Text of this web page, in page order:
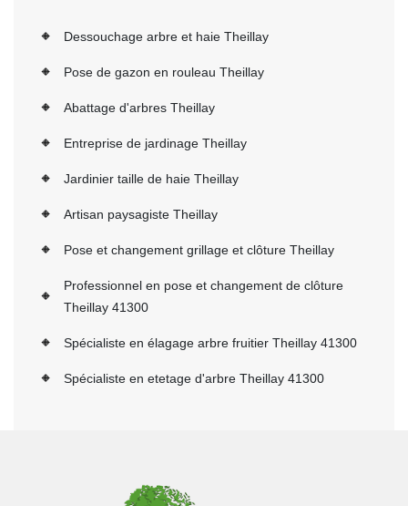
Dessouchage arbre et haie Theillay
Pose de gazon en rouleau Theillay
Abattage d'arbres Theillay
Entreprise de jardinage Theillay
Jardinier taille de haie Theillay
Artisan paysagiste Theillay
Pose et changement grillage et clôture Theillay
Professionnel en pose et changement de clôture
Theillay 41300
Spécialiste en élagage arbre fruitier Theillay 41300
Spécialiste en etetage d'arbre Theillay 41300